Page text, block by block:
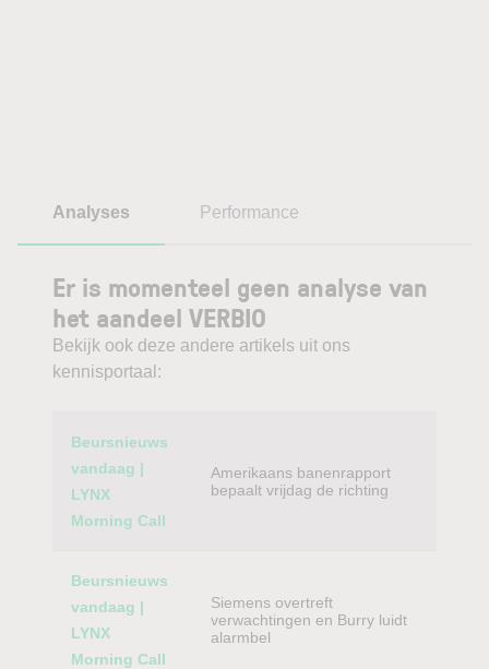
Analyses Performance
Er is momenteel geen analyse van
het aandeel VERBIO
Bekijk ook deze andere artikels uit ons
kennisportaal:
Category
Beursnieuws
vandaag |
LYNX
Morning Call
Amerikaans banenrapport
bepaalt vrijdag de richting
Beursnieuws
vandaag |
LYNX
Morning Call
Siemens overtreft
verwachtingen en Burry luidt
alarmbel